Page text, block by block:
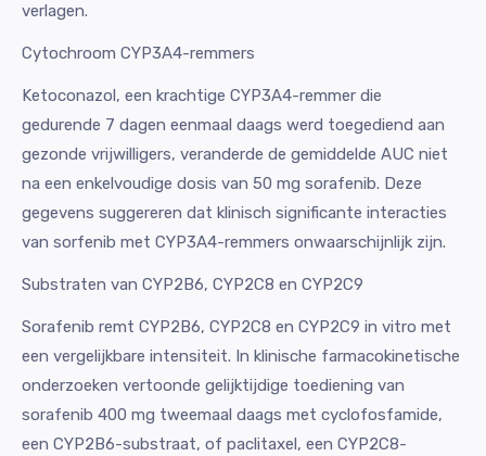
verlagen.
Cytochroom CYP3A4-remmers
Ketoconazol, een krachtige CYP3A4-remmer die
gedurende 7 dagen eenmaal daags werd toegediend aan
gezonde vrijwilligers, veranderde de gemiddelde AUC niet
na een enkelvoudige dosis van 50 mg sorafenib. Deze
gegevens suggereren dat klinisch significante interacties
van sorfenib met CYP3A4-remmers onwaarschijnlijk zijn.
Substraten van CYP2B6, CYP2C8 en CYP2C9
Sorafenib remt CYP2B6, CYP2C8 en CYP2C9 in vitro met
een vergelijkbare intensiteit. In klinische farmacokinetische
onderzoeken vertoonde gelijktijdige toediening van
sorafenib 400 mg tweemaal daags met cyclofosfamide,
een CYP2B6-substraat, of paclitaxel, een CYP2C8-